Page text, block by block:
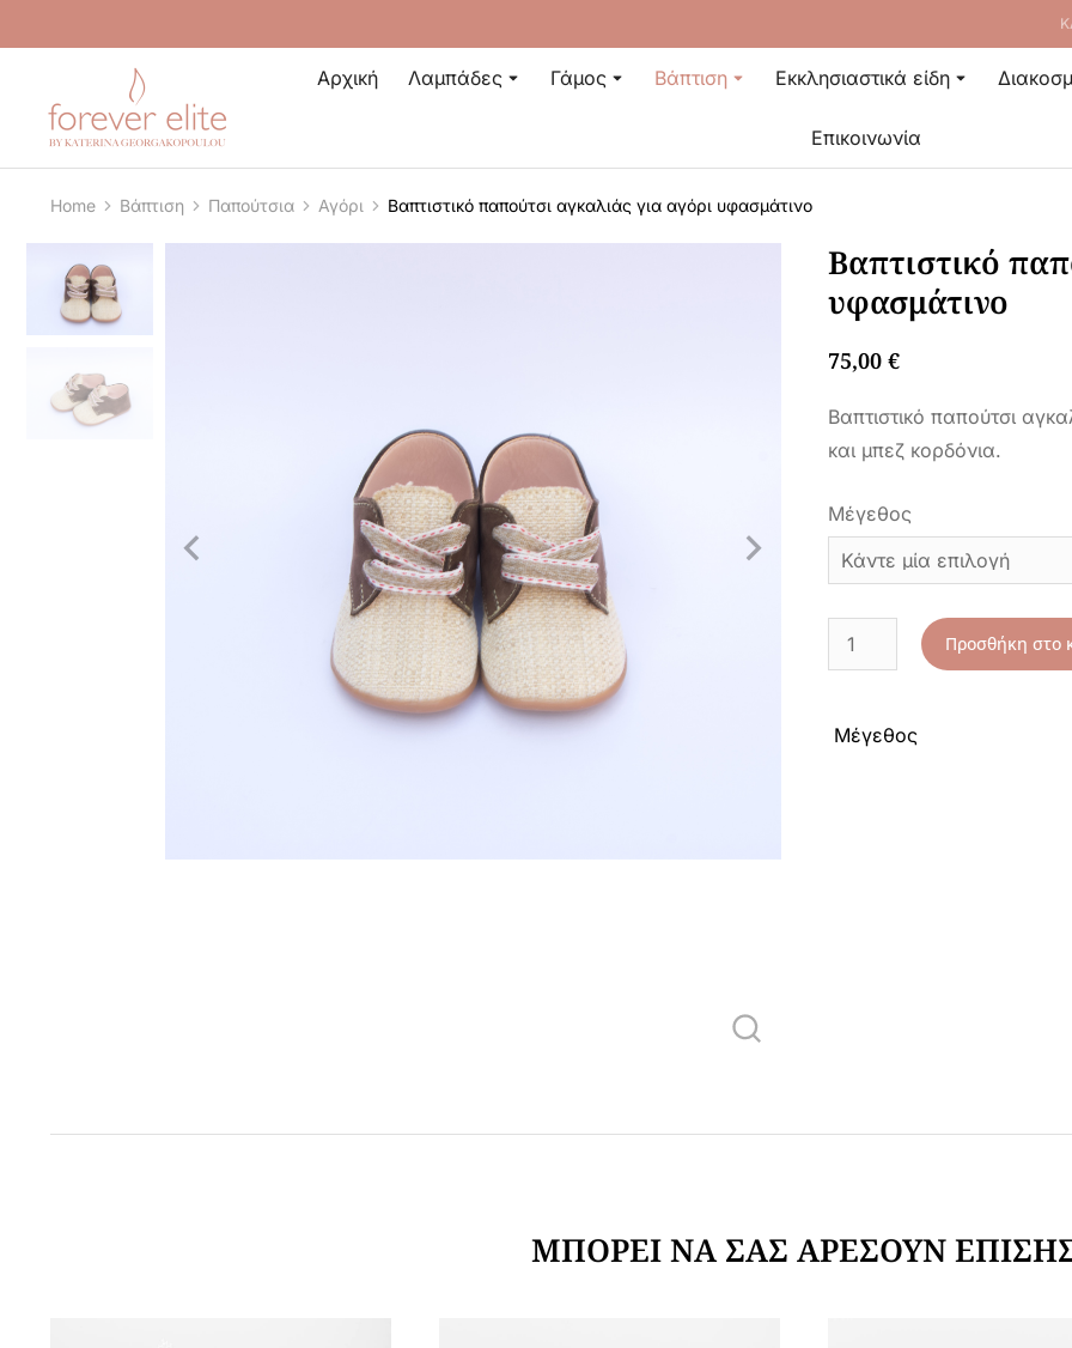
Αρχική Λαμπάδες Γάμος Βάπτιση Εκκλησιαστικά είδη
Επικοινωνία
You are here:
Home Βάπτιση Παπούτσια Αγόρι Βαπτιστικό παπούτσι αγκαλιάς για αγόρι υφασμάτινο
Βαπτιστικό
υφασμάτινο
75,00 €
Βαπτιστικό παπούτσι
και μπεζ κορδόνια.
Μέγεθος
Προσθήκη στο
Μέγεθος
ΜΠΟΡΕΊ ΝΑ ΣΑΣ ΑΡΈΣΟΥΝ